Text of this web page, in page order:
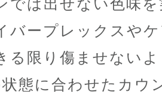
バープレックスや
る限り傷ませない
態に合わせたカウ